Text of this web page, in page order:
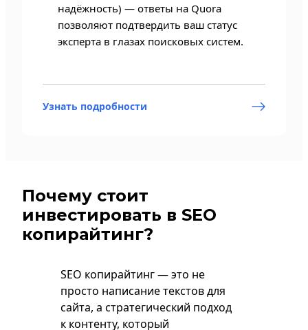
надёжность) — ответы на Quora
позволяют подтвердить ваш статус
эксперта в глазах поисковых систем.
Узнать подробности
Почему стоит
инвестировать в SEO
копирайтинг?
SEO копирайтинг — это не
просто написание текстов для
сайта, а стратегический подход
к контенту, который